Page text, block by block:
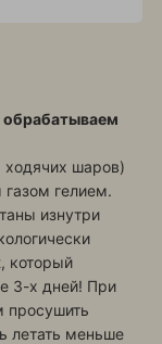
обрабатываем
шаров)
гелием.
изнутри
который
3-х дней! При
просушить
летать меньше